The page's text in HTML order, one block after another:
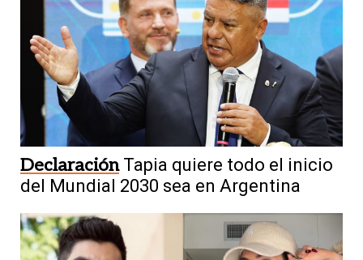
Declaración Tapia quiere todo el inicio
del Mundial 2030 sea en Argentina